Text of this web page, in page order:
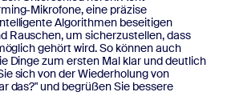
Mikrofone, eine präzise
Algorithmen beseitigen
Rauschen, um sicherzustellen, dass
gehört wird. So können auch
Dinge zum ersten Mal klar und deutlich
sich von der Wiederholung von
das?" und begrüßen Sie bessere